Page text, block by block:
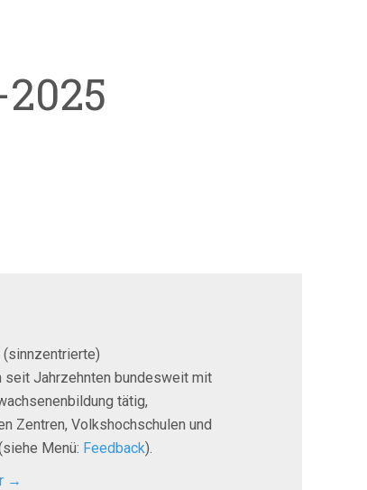
Jahrzehnten bundesweit mit
tätig,
Zentren, Volkshochschulen und
Menü: Feedback).
→